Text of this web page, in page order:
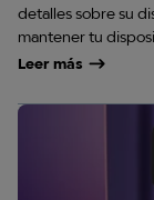
detalles sobre su
mantener tu
Leer más